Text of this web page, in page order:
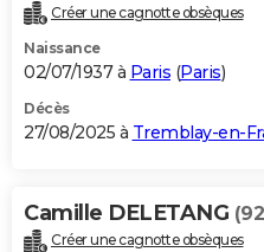
Créer une cagnotte obsèques
Naissance
02/07/1937 à Paris (Paris)
Décès
27/08/2025 à Tremblay-en-
Camille DELETANG
Créer une cagnotte obsèques